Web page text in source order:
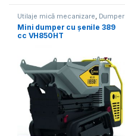
Utilaje mică mecanizare Dumper
Mini dumper cu șenile 389
cc VH850HT